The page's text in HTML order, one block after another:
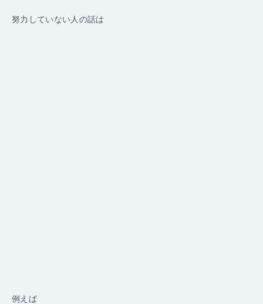
努力していない人の話は
例えば